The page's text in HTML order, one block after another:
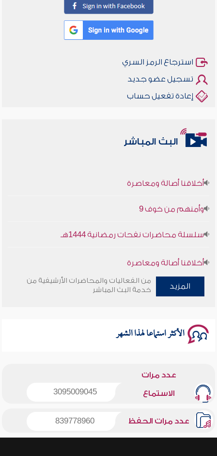
استرجاع الرمز السري
تسجيل عضو جديد
إعادة تفعيل حساب
البث المباشر
أخلاقنا أصالة ومعاصرة
وأمنهم من خوف 9
سلسلة محاضرات نفحات رمضانية 1444هـ
أخلاقنا أصالة ومعاصرة
وأمنهم من خوف 9
المزيد
من الفعاليات والمحاضرات الأرشيفية من
خدمة البث المباشر
الأكثر استماعا لهذا الشهر
عدد مرات
الاستماع 3095009045
عدد مرات الحفظ 839778960